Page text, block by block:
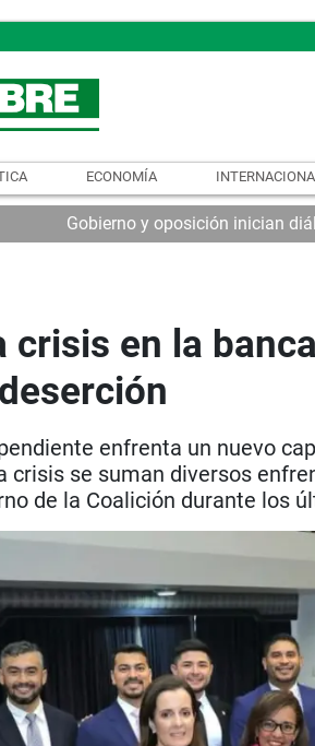
ECONOMÍA
Gobierno y oposición inician
crisis en la
enfrenta un nuevo
crisis se suman diversos
de la Coalición durante los